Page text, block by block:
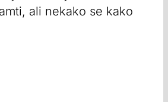
ali nekako se kako